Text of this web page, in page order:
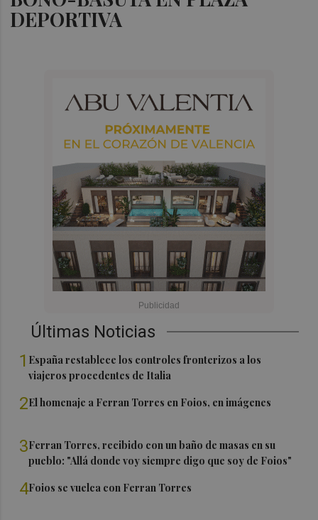
DEPORTIVA
Últimas Noticias
1 España restablece los controles fronterizos a los
viajeros procedentes de Italia
2El homenaje a Ferran Torres en Foios, en imágenes
3Ferran Torres, recibido con un baño de masas en su
pueblo: "Allá donde voy siempre digo que soy de Foios"
4Foios se vuelca con Ferran Torres